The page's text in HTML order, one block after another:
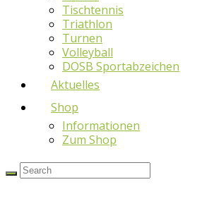
Tischtennis
Triathlon
Turnen
Volleyball
DOSB Sportabzeichen
Aktuelles
Shop
Informationen
Zum Shop